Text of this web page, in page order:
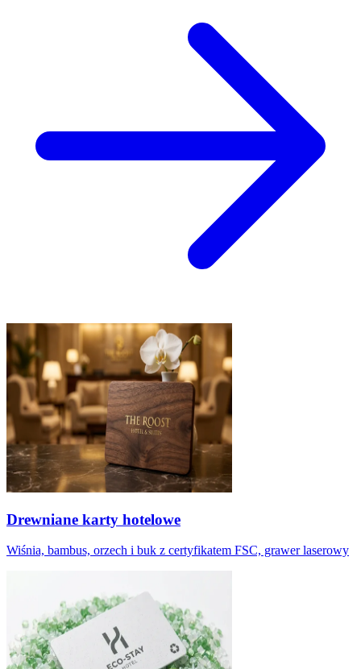
Drewniane karty hotelowe
Wiśnia, bambus, orzech i buk z certyfikatem FSC, grawer laserowy